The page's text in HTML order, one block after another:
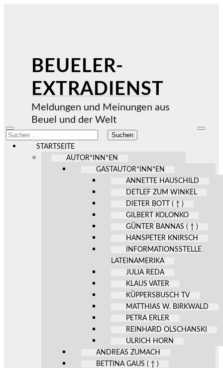
BEUELER-
EXTRADIENST
Meldungen und Meinungen aus
Beuel und der Welt
Mobile-
Menü
ein-/ausblenden
Suchen
nach:
STARTSEITE
AUTOR*INN*EN
GASTAUTOR*INN*EN
ANNETTE HAUSCHILD
DETLEF ZUM WINKEL
DIETER BOTT ( † )
GILBERT KOLONKO
GÜNTER BANNAS ( † )
HANSPETER KNIRSCH
INFORMATIONSSTELLE
LATEINAMERIKA
JULIA REDA
KLAUS VATER
KÜPPERSBUSCH TV
MATTHIAS W. BIRKWALD
PETRA ERLER
REINHARD OLSCHANSKI
ULRICH HORN
ANDREAS ZUMACH
BETTINA GAUS ( † )